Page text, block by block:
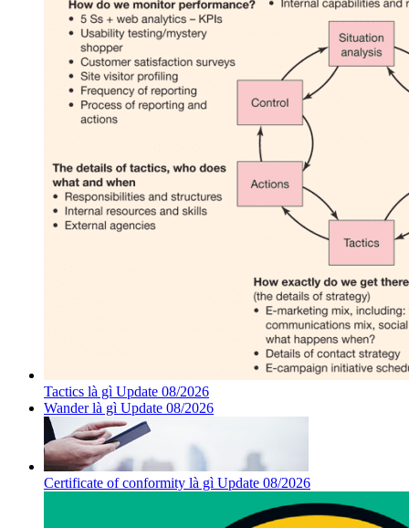
Tactics là gì Update 08/2026
Wander là gì Update 08/2026
Certificate of conformity là gì Update 08/2026